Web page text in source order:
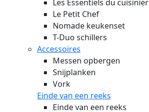
Les Essentiels du cuisinier
Le Petit Chef
Nomade keukenset
T-Duo schillers
Accessoires
Messen opbergen
Snijplanken
Vork
Einde van een reeks
Einde van een reeks